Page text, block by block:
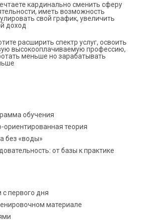
кардинально сменить сферу
иметь возможность
свой график, увеличить
доход
расширить спектр услуг, освоить
высокооплачиваемую профессию,
меньше но зарабатывать
с первого дня
материале
обучения
ориентированная теория
без «воды»
от базы к практике